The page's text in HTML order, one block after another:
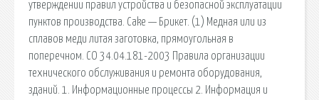
утверждении правил устройства и безопасной эксплуатации
пунктов производства. Cake — Брикет. (1) Медная или из
сплавов меди литая заготовка, прямоугольная в
поперечном. СО 34.04.181-2003 Правила организации
технического обслуживания и ремонта оборудования,
зданий. 1. Информационные процессы 2. Информация и